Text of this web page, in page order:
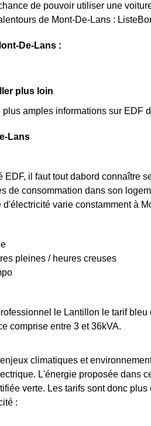
de pouvoir utiliser une
de Mont-De-Lans :
De-Lans :
plus loin
amples informations sur EDF
Lans
il faut tout dabord connaître
de consommation dans son
varie constamment à
pleines / heures creuses
le Lantillon le tarif
comprise entre 3 et 36kVA.
climatiques et
L'énergie proposée dans
verte. Les tarifs sont donc
: